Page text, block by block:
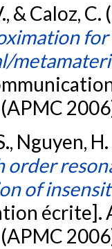
& Caloz,
Nguyen,
order
of
écrite].